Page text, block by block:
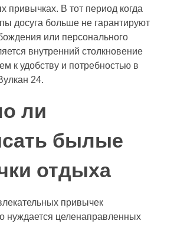
привычках. В тот период когда
досуга больше не гарантируют
или персонального
внутренний столкновение
к удобству и потребностью в
24.
ли
былые
отдыха
привычек
нуждается целенаправленных